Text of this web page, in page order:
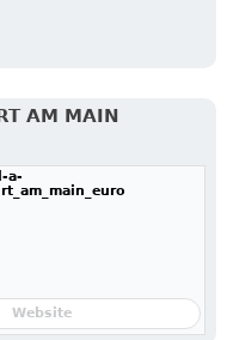
AM MAIN
a-
Website